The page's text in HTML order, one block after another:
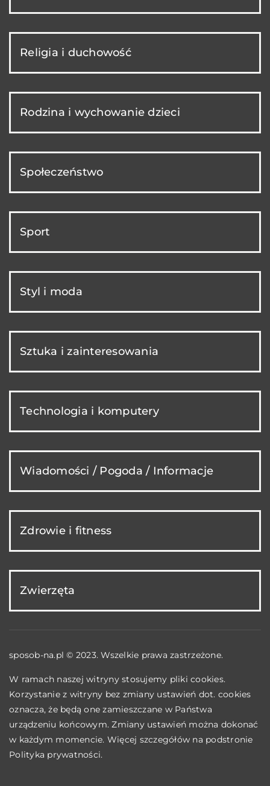
Religia i duchowość
Rodzina i wychowanie dzieci
Społeczeństwo
Sport
Styl i moda
Sztuka i zainteresowania
Technologia i komputery
Wiadomości / Pogoda / Informacje
Zdrowie i fitness
Zwierzęta
sposob-na.pl © 2023. Wszelkie prawa zastrzeżone.
W ramach naszej witryny stosujemy pliki cookies.
Korzystanie z witryny bez zmiany ustawień dot. cookies
oznacza, że będą one zamieszczane w Państwa
urządzeniu końcowym. Zmiany ustawień można dokonać
w każdym momencie. Więcej szczegółów na podstronie
Polityka prywatności.